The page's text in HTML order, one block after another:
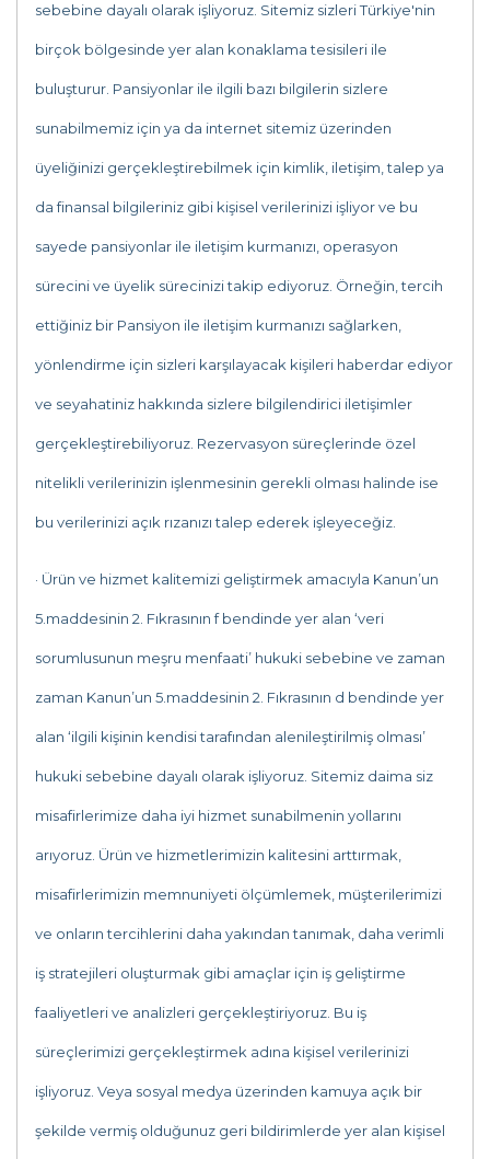
sebebine dayalı olarak işliyoruz. Sitemiz sizleri Türkiye'nin
birçok bölgesinde yer alan konaklama tesisileri ile
buluşturur. Pansiyonlar ile ilgili bazı bilgilerin sizlere
sunabilmemiz için ya da internet sitemiz üzerinden
üyeliğinizi gerçekleştirebilmek için kimlik, iletişim, talep ya
da finansal bilgileriniz gibi kişisel verilerinizi işliyor ve bu
sayede pansiyonlar ile iletişim kurmanızı, operasyon
sürecini ve üyelik sürecinizi takip ediyoruz. Örneğin, tercih
ettiğiniz bir Pansiyon ile iletişim kurmanızı sağlarken,
yönlendirme için sizleri karşılayacak kişileri haberdar ediyor
ve seyahatiniz hakkında sizlere bilgilendirici iletişimler
gerçekleştirebiliyoruz. Rezervasyon süreçlerinde özel
nitelikli verilerinizin işlenmesinin gerekli olması halinde ise
bu verilerinizi açık rızanızı talep ederek işleyeceğiz.
· Ürün ve hizmet kalitemizi geliştirmek amacıyla Kanun’un
5.maddesinin 2. Fıkrasının f bendinde yer alan ‘veri
sorumlusunun meşru menfaati’ hukuki sebebine ve zaman
zaman Kanun’un 5.maddesinin 2. Fıkrasının d bendinde yer
alan ‘ilgili kişinin kendisi tarafından alenileştirilmiş olması’
hukuki sebebine dayalı olarak işliyoruz. Sitemiz daima siz
misafirlerimize daha iyi hizmet sunabilmenin yollarını
arıyoruz. Ürün ve hizmetlerimizin kalitesini arttırmak,
misafirlerimizin memnuniyeti ölçümlemek, müşterilerimizi
ve onların tercihlerini daha yakından tanımak, daha verimli
iş stratejileri oluşturmak gibi amaçlar için iş geliştirme
faaliyetleri ve analizleri gerçekleştiriyoruz. Bu iş
süreçlerimizi gerçekleştirmek adına kişisel verilerinizi
işliyoruz. Veya sosyal medya üzerinden kamuya açık bir
şekilde vermiş olduğunuz geri bildirimlerde yer alan kişisel